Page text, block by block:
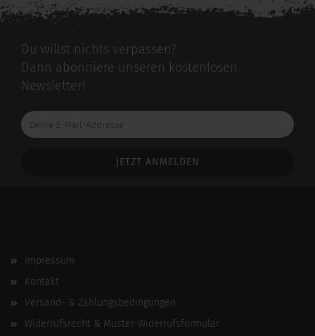
Du willst nichts verpassen?
Dann abonniere unseren kostenlosen
Newsletter!
Deine
E-
Impressum
Kontakt
Versand- & Zahlungsbedingungen
Widerrufsrecht & Muster-Widerrufsformular